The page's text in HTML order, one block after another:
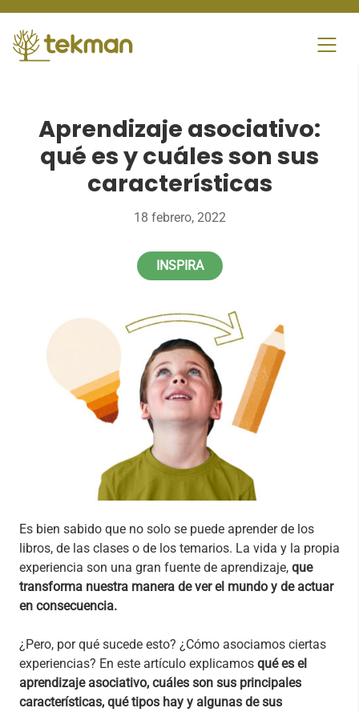
content
Aprendizaje asociativo:
qué es y cuáles son sus
características
18 febrero, 2022
INSPIRA
Es bien sabido que no solo se puede aprender de los
libros, de las clases o de los temarios. La vida y la propia
experiencia son una gran fuente de aprendizaje, que
transforma nuestra manera de ver el mundo y de actuar
en consecuencia.
¿Pero, por qué sucede esto? ¿Cómo asociamos ciertas
experiencias? En este artículo explicamos qué es el
aprendizaje asociativo, cuáles son sus principales
características, qué tipos hay y algunas de sus